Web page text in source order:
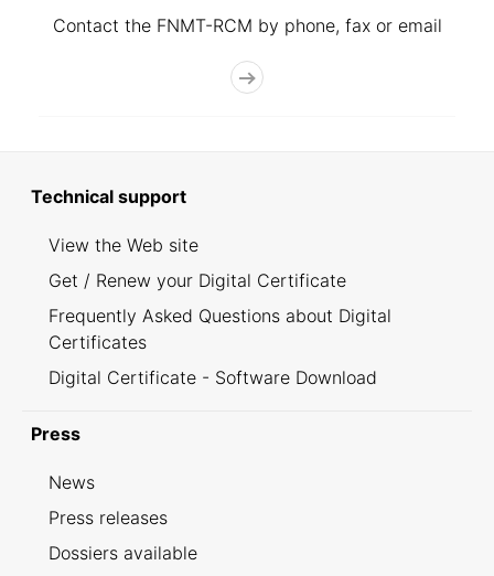
Contact the FNMT-RCM by phone, fax or email
Technical support
View the Web site
Get / Renew your Digital Certificate
Frequently Asked Questions about Digital
Certificates
Digital Certificate - Software Download
Press
News
Press releases
Dossiers available